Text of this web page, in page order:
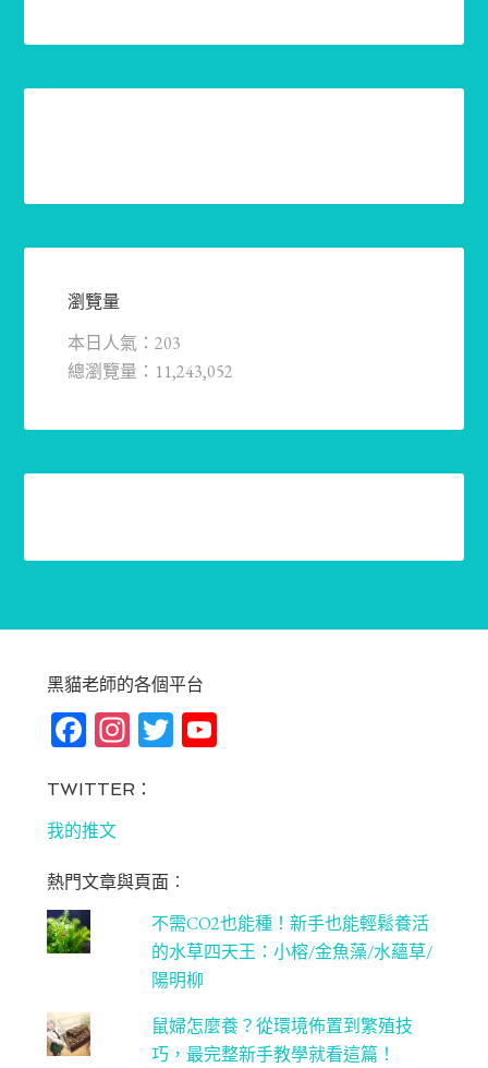
瀏覽量
本日人氣：203
總瀏覽量：11,243,052
黑貓老師的各個平台
Fa
bo
ok
In
ag
m
T Yo
C
ha
n
ne
l
TWITTER：
我的推文
熱門文章與頁面︰
不需CO2也能種！新手也能輕鬆養活
的水草四天王：小榕/金魚藻/水蘊草/
陽明柳
鼠婦怎麼養？從環境佈置到繁殖技
巧，最完整新手教學就看這篇！